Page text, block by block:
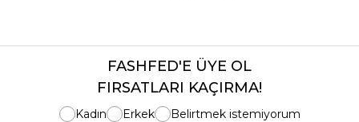
FASHFED'E ÜYE OL
FIRSATLARI KAÇIRMA!
Kadın Erkek
Belirtmek istemiyorum